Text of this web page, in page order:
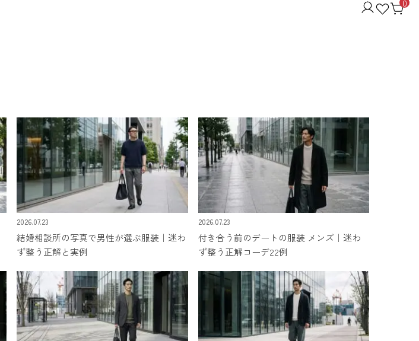
0
2026.07.23
結婚相談所の写真で男性が選ぶ服装｜迷わ
ず整う正解と実例
2026.07.23
付き合う前のデートの服装 メンズ｜迷わ
ず整う正解コーデ22例